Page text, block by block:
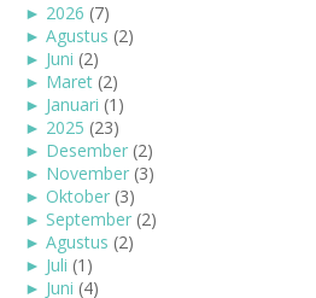
► 2026 (7)
► Agustus (2)
► Juni (2)
► Maret (2)
► Januari (1)
► 2025 (23)
► Desember (2)
► November (3)
► Oktober (3)
► September (2)
► Agustus (2)
► Juli (1)
► Juni (4)